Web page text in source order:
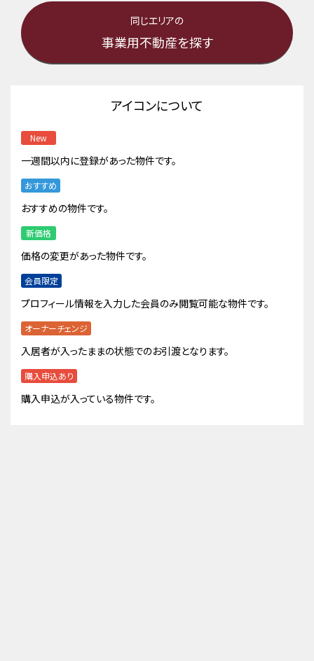
同じエリアの
事業用不動産を探す
アイコンについて
New
一週間以内に登録があった物件です。
おすすめ
おすすめの物件です。
新価格
価格の変更があった物件です。
会員限定
プロフィール情報を入力した会員のみ閲覧可能な物件です。
オーナーチェンジ
入居者が入ったままの状態でのお引渡となります。
購入申込あり
購入申込が入っている物件です。